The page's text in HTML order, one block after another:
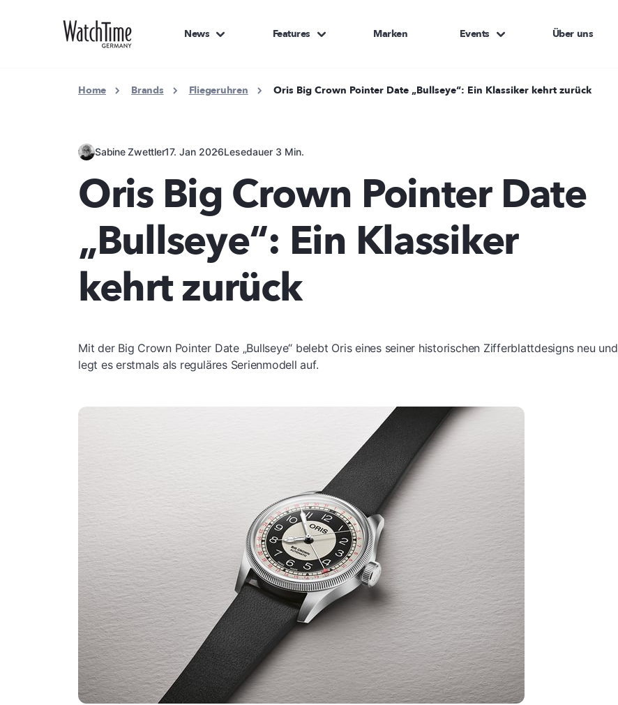
News Features Marken Events Über uns
Home Brands Fliegeruhren Oris Big Crown Pointer Date „Bullseye“: Ein Klassiker kehrt zurück
Sabine Zwettler17. Jan 2026Lesedauer 3 Min.
Oris Big Crown Pointer Date
„Bullseye“: Ein Klassiker
kehrt zurück
Mit der Big Crown Pointer Date „Bullseye“ belebt Oris eines seiner historischen Zifferblattdesigns neu und
legt es erstmals als reguläres Serienmodell auf.